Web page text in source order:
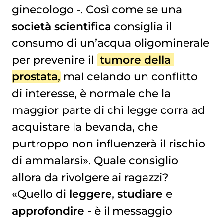
ginecologo -. Così come se una
società scientifica consiglia il
consumo di un’acqua oligominerale
per prevenire il tumore della
prostata, mal celando un conflitto
di interesse, è normale che la
maggior parte di chi legge corra ad
acquistare la bevanda, che
purtroppo non influenzerà il rischio
di ammalarsi». Quale consiglio
allora da rivolgere ai ragazzi?
«Quello di leggere, studiare e
approfondire - è il messaggio